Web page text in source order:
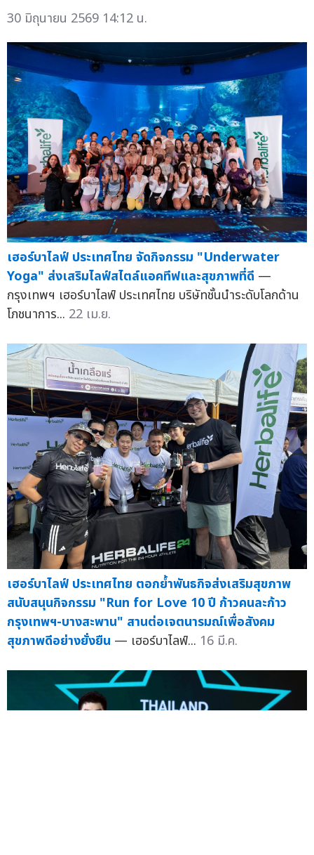
30 มิถุนายน 2569 14:12 น.
เฮอร์บาไลฟ์ ประเทศไทย จัดกิจกรรม "Underwater
Yoga" ส่งเสริมไลฟ์สไตล์แอคทีฟและสุขภาพที่ดี —
กรุงเทพฯ เฮอร์บาไลฟ์ ประเทศไทย บริษัทชั้นนำระดับโลกด้าน
โภชนาการ... 22 เม.ย.
เฮอร์บาไลฟ์ ประเทศไทย ตอกย้ำพันธกิจส่งเสริมสุขภาพ
สนับสนุนกิจกรรม "Run for Love 10 ปี ก้าวคนละก้าว
กรุงเทพฯ-บางสะพาน" สานต่อเจตนารมณ์เพื่อสังคม
สุขภาพดีอย่างยั่งยืน — เฮอร์บาไลฟ์... 16 มี.ค.